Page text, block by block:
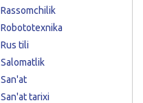
Rassomchilik
Robototexnika
Rus tili
Salomatlik
San'at
San'at tarixi